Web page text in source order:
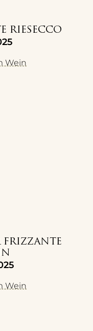
RIESECCO
Wein
FRIZZANTE
Wein